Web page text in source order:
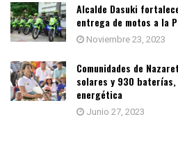
Alcalde Dasuki
entrega de motos a la
Noviembre 23, 2023
Comunidades de
solares y 930
energética
Junio 27, 2023